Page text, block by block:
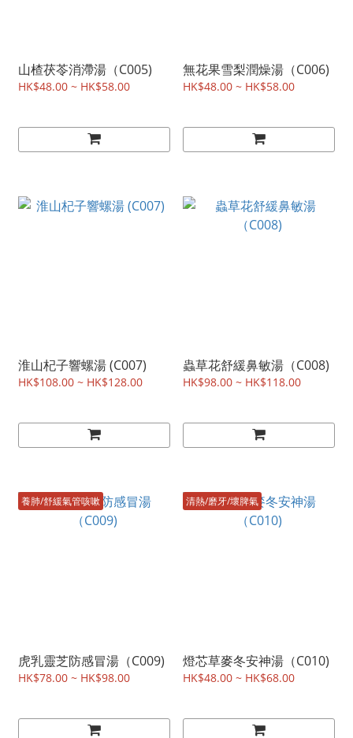
山楂茯苓消滯湯（C005)
HK$48.00 ~ HK$58.00
無花果雪梨潤燥湯（C006)
HK$48.00 ~ HK$58.00
淮山杞子響螺湯 (C007)
HK$108.00 ~ HK$128.00
蟲草花舒緩鼻敏湯（C008)
HK$98.00 ~ HK$118.00
養肺/舒緩氣管咳嗽
虎乳靈芝防感冒湯（C009)
HK$78.00 ~ HK$98.00
清熱/磨牙/壞脾氣
燈芯草麥冬安神湯（C010)
HK$48.00 ~ HK$68.00